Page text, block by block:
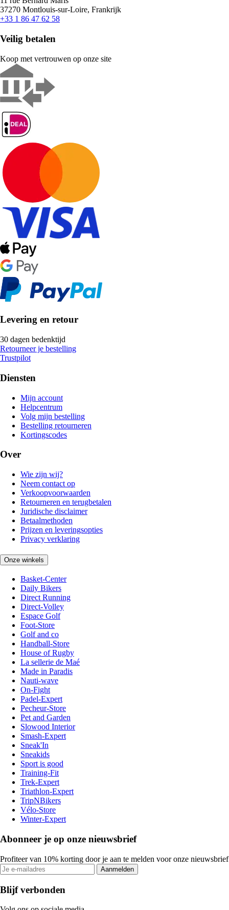
37270 Montlouis-sur-Loire, Frankrijk
+33 1 86 47 62 58
Veilig betalen
Koop met vertrouwen op onze site
Levering en retour
30 dagen bedenktijd
Retourneer je bestelling
Trustpilot
Diensten
Mijn account
Helpcentrum
Volg mijn bestelling
Bestelling retourneren
Kortingscodes
Over
Wie zijn wij?
Neem contact op
Verkoopvoorwaarden
Retourneren en terugbetalen
Juridische disclaimer
Betaalmethoden
Prijzen en leveringsopties
Privacy verklaring
Onze winkels
Basket-Center
Daily Bikers
Direct Running
Direct-Volley
Espace Golf
Foot-Store
Golf and co
Handball-Store
House of Rugby
La sellerie de Maé
Made in Paradis
Nauti-wave
On-Fight
Padel-Expert
Pecheur-Store
Pet and Garden
Slowood Interior
Smash-Expert
Sneak'In
Sneakids
Sport is good
Training-Fit
Trek-Expert
Triathlon-Expert
TripNBikers
Vélo-Store
Winter-Expert
Abonneer je op onze nieuwsbrief
Profiteer van 10% korting door je aan te melden voor onze nieuwsbrief
Aanmelden
Blijf verbonden